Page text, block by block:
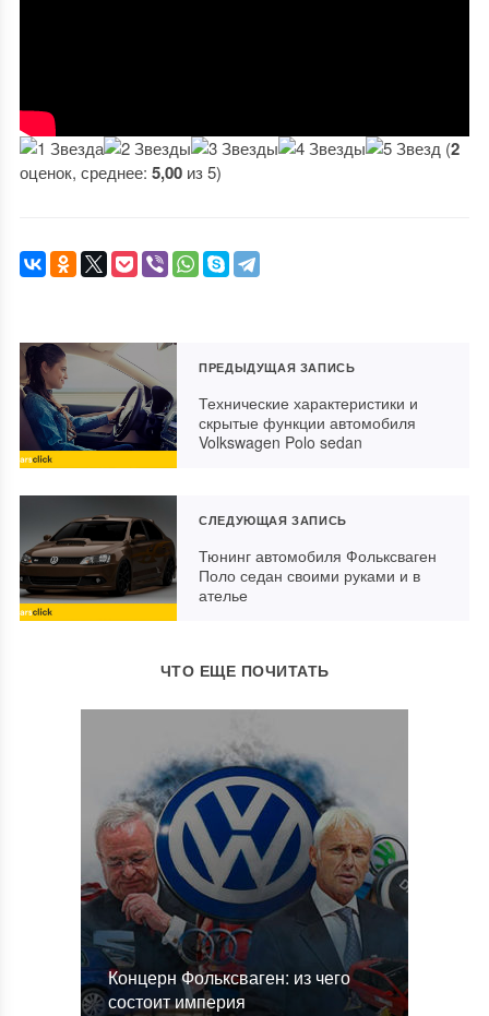
(2
оценок, среднее: 5,00из 5)
ПРЕДЫДУЩАЯ ЗАПИСЬ
Технические характеристики и
скрытые функции автомобиля
Volkswagen Polo sedan
СЛЕДУЮЩАЯ ЗАПИСЬ
Тюнинг автомобиля Фольксваген
Поло седан своими руками и в
ателье
ЧТО ЕЩЕ ПОЧИТАТЬ
Концерн Фольксваген: из чего
состоит империя